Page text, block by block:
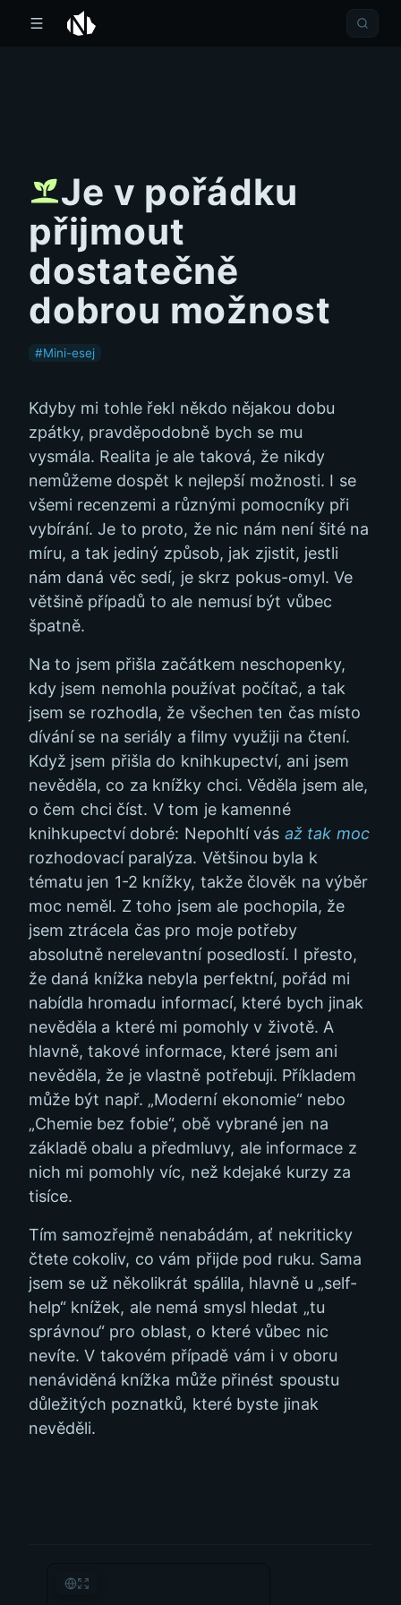
Je v pořádku
přijmout
dostatečně
dobrou možnost
#Mini-esej
Kdyby mi tohle řekl někdo nějakou dobu
zpátky, pravděpodobně bych se mu
vysmála. Realita je ale taková, že nikdy
nemůžeme dospět k nejlepší možnosti. I se
všemi recenzemi a různými pomocníky při
vybírání. Je to proto, že nic nám není šité na
míru, a tak jediný způsob, jak zjistit, jestli
nám daná věc sedí, je skrz pokus-omyl. Ve
většině případů to ale nemusí být vůbec
špatně.
Na to jsem přišla začátkem neschopenky,
kdy jsem nemohla používat počítač, a tak
jsem se rozhodla, že všechen ten čas místo
dívání se na seriály a filmy využiji na čtení.
Když jsem přišla do knihkupectví, ani jsem
nevěděla, co za knížky chci. Věděla jsem ale,
o čem chci číst. V tom je kamenné
knihkupectví dobré: Nepohltí vás až tak moc
rozhodovací paralýza. Většinou byla k
tématu jen 1-2 knížky, takže člověk na výběr
moc neměl. Z toho jsem ale pochopila, že
jsem ztrácela čas pro moje potřeby
absolutně nerelevantní posedlostí. I přesto,
že daná knížka nebyla perfektní, pořád mi
nabídla hromadu informací, které bych jinak
nevěděla a které mi pomohly v životě. A
hlavně, takové informace, které jsem ani
nevěděla, že je vlastně potřebuji. Příkladem
může být např. „Moderní ekonomie“ nebo
„Chemie bez fobie“, obě vybrané jen na
základě obalu a předmluvy, ale informace z
nich mi pomohly víc, než kdejaké kurzy za
tisíce.
Tím samozřejmě nenabádám, ať nekriticky
čtete cokoliv, co vám přijde pod ruku. Sama
jsem se už několikrát spálila, hlavně u „self-
help“ knížek, ale nemá smysl hledat „tu
správnou“ pro oblast, o které vůbec nic
nevíte. V takovém případě vám i v oboru
nenáviděná knížka může přinést spoustu
důležitých poznatků, které byste jinak
nevěděli.